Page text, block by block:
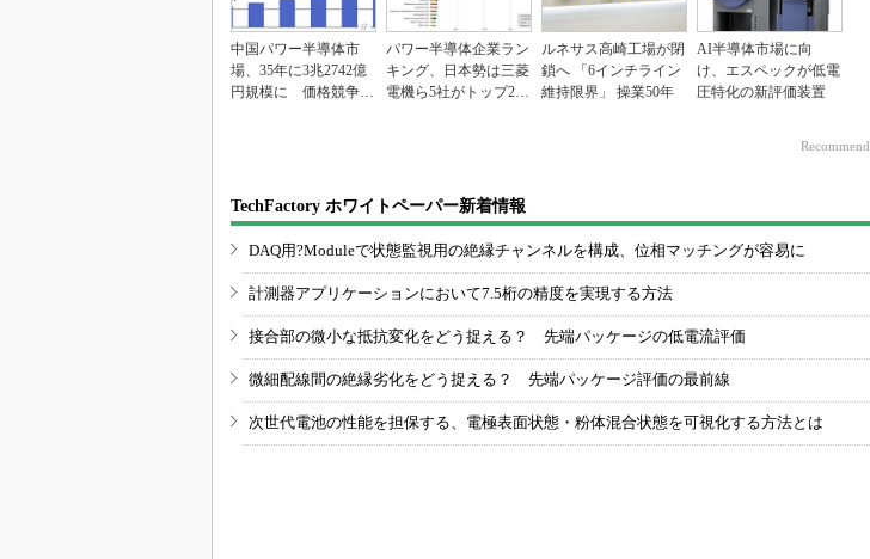
中国パワー半導体市
場、35年に3兆2742億
円規模に 価格競争さ
パワー半導体企業ラン
キング、日本勢は三菱
電機ら5社がトップ20
ルネサス高崎工場が閉
鎖へ 「6インチライン
維持限界」 操業50年
AI半導体市場に向
け、エスペックが低電
圧特化の新評価装置
TechFactory ホワイトペーパー新着情報
DAQ用?Moduleで状態監視用の絶縁チャンネルを構成、位相マッチングが容易に
計測器アプリケーションにおいて7.5桁の精度を実現する方法
接合部の微小な抵抗変化をどう捉える？ 先端パッケージの低電流評価
微細配線間の絶縁劣化をどう捉える？ 先端パッケージ評価の最前線
次世代電池の性能を担保する、電極表面状態・粉体混合状態を可視化する方法とは